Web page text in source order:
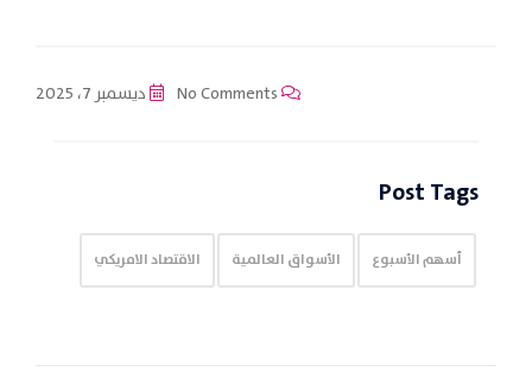
ديسمبر 7، 2025
Post Tags
أسهم الأسبوع الأسواق العالمية الاقتصاد الامريكي